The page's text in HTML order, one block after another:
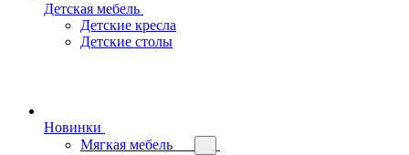
Детская мебель
Детские кресла
Детские столы
Новинки
Мягкая мебель